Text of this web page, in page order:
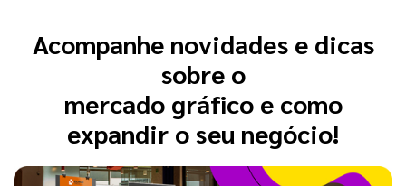
Acompanhe novidades e dicas
sobre o
mercado gráfico e como
expandir o seu negócio!